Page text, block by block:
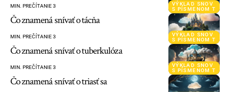
VÝKLAD SNOV
S PÍSMENOM T
MIN. PREČÍTANIE 3
VÝKLAD SNOV
S PÍSMENOM T
Čo znamená snívať o tácňa
MIN. PREČÍTANIE 3
VÝKLAD SNOV
S PÍSMENOM T
Čo znamená snívať o tuberkulóza
MIN. PREČÍTANIE 3
Čo znamená snívať o triasť sa